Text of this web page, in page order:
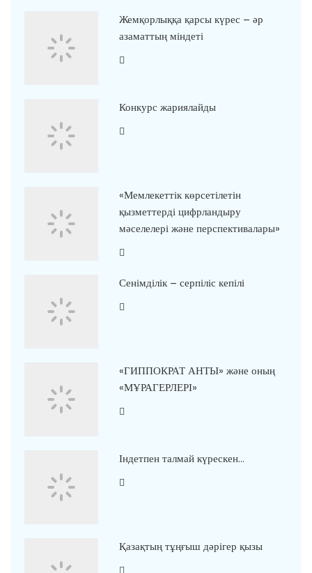
Жемқорлыққа қарсы күрес – әр
азаматтың міндеті
Конкурс жариялайды
«Мемлекеттік көрсетілетін
қызметтерді цифрландыру
мәселелері және перспективалары»
Сенімділік – серпіліс кепілі
«ГИППОКРАТ АНТЫ» және оның
«МҰРАГЕРЛЕРІ»
Індетпен талмай күрескен…
Қазақтың тұңғыш дәрігер қызы